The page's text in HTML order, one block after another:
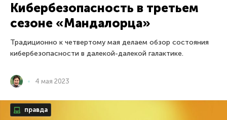
Кибербезопасность в третьем
сезоне «Мандалорца»
Традиционно к четвертому мая делаем обзор состояния
кибербезопасности в далекой-далекой галактике.
4 мая 2023
правда